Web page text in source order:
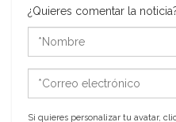
¿Quieres comentar la
electrónico
Si quieres personalizar tu avatar,